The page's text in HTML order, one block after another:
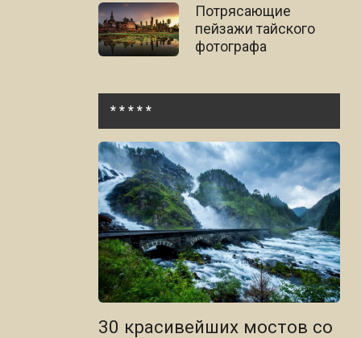
Потрясающие
пейзажи тайского
фотографа
* * * * *
30 красивейших мостов со